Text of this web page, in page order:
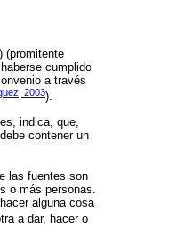
(promitente
cumplido
a través
2003).
indica, que,
contener un
las fuentes son
o más personas.
alguna cosa
a dar, hacer o